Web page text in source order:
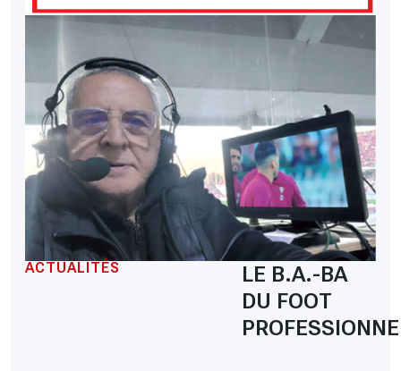
ACTUALITÉS
LE B.A.-BA
DU FOOT